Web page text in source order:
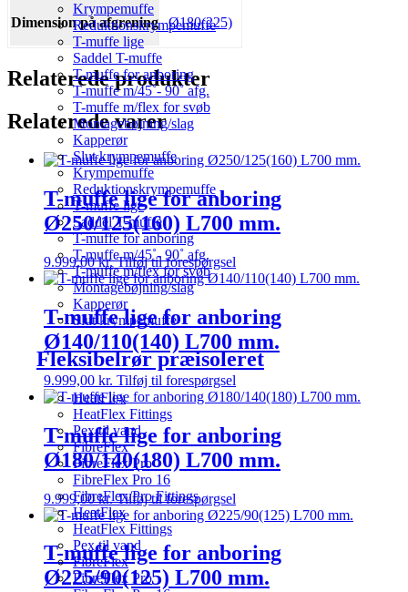
Krympemuffe
Reduktionskrympemuffe
T-muffe lige
Saddel T-muffe
T-muffe for anboring
T-muffe m/45˚- 90˚ afg.
T-muffe m/flex for svøb
Montagebøjning/slag
Kapperør
Slut krympemuffe
Krympemuffe
Reduktionskrympemuffe
T-muffe lige
Saddel T-muffe
T-muffe for anboring
T-muffe m/45˚- 90˚ afg.
T-muffe m/flex for svøb
Montagebøjning/slag
Kapperør
Slut krympemuffe
Fleksibelrør præisoleret
HeatFlex
HeatFlex Fittings
Pex til vand
FibreFlex
FibreFlex Pro
FibreFlex Pro 16
FibreFlex/Pro Fittings
HeatFlex
HeatFlex Fittings
Pex til vand
FibreFlex
FibreFlex Pro
Dimension på afgrening Ø180(225)
Relaterede produkter
Relaterede varer
T-muffe lige for anboring
Ø250/125(160) L700 mm.
9.999,00kr. Tilføj til forespørgsel
T-muffe lige for anboring
Ø140/110(140) L700 mm.
9.999,00 kr. Tilføj til forespørgsel
T-muffe lige for anboring
Ø180/140(180) L700 mm.
9.999,00kr. Tilføj til forespørgsel
T-muffe lige for anboring
Ø225/90(125) L700 mm.